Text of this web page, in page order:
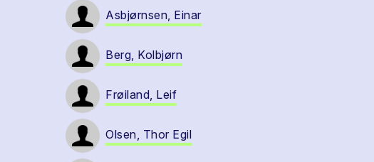
Asbjørnsen, Einar
Berg, Kolbjørn
Frøiland, Leif
Olsen, Thor Egil